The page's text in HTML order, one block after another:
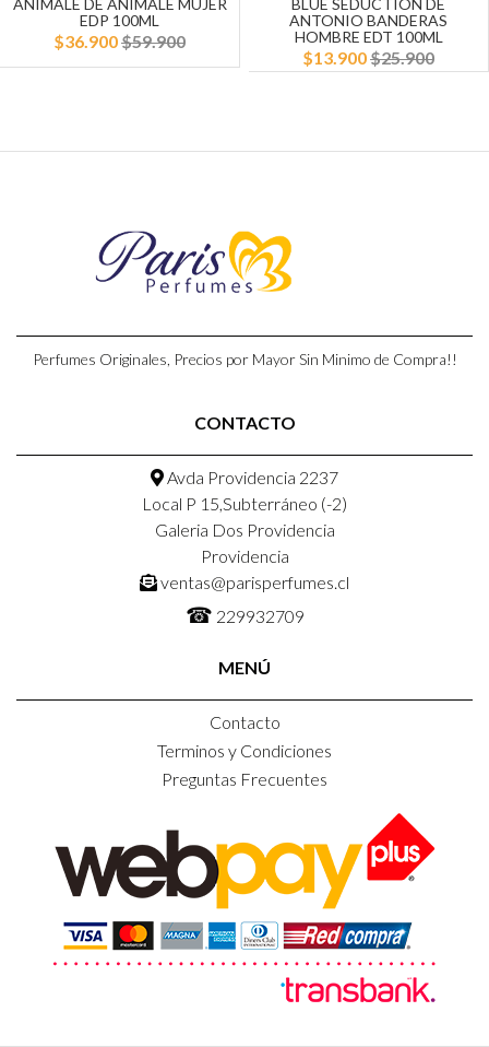
ANIMALE DE ANIMALE MUJER
EDP 100ML
$36.900$59.900
BLUE SEDUCTION DE
ANTONIO BANDERAS
HOMBRE EDT 100ML
$13.900$25.900
Perfumes Originales, Precios por Mayor Sin Minimo de Compra!!
CONTACTO
Avda Providencia 2237
Local P 15,Subterráneo (-2)
Galeria Dos Providencia
Providencia
ventas@parisperfumes.cl
☎ 229932709
MENÚ
Contacto
Terminos y Condiciones
Preguntas Frecuentes